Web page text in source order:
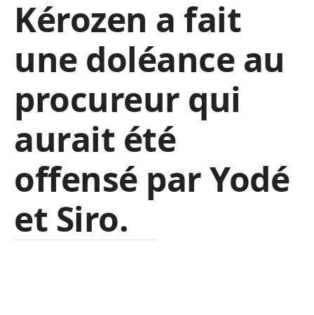
Kérozen a fait
une doléance au
procureur qui
aurait été
offensé par Yodé
et Siro.